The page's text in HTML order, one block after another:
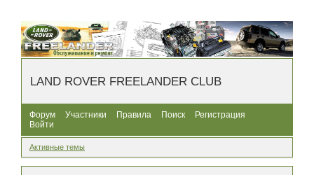
LAND ROVER FREELANDER CLUB
Форум Участники Правила Поиск
Регистрация
Войти
Активные темы